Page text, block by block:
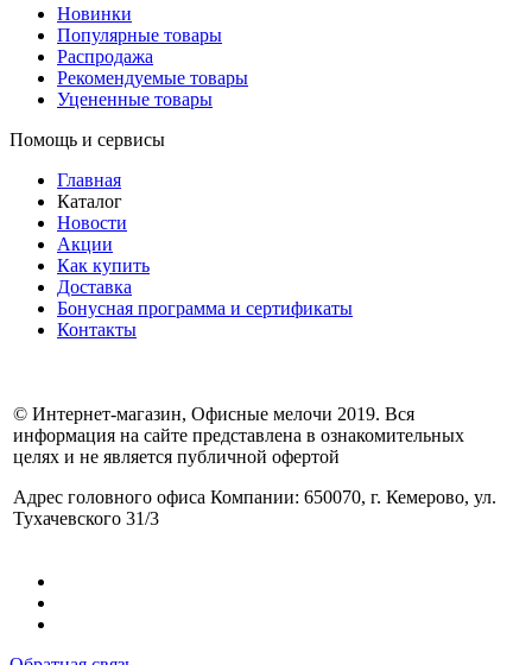
Новинки
Популярные товары
Распродажа
Рекомендуемые товары
Уцененные товары
Помощь и сервисы
Главная
Каталог
Новости
Акции
Как купить
Доставка
Бонусная программа и сертификаты
Контакты
© Интернет-магазин, Офисные мелочи 2019. Вся
информация на сайте представлена в ознакомительных
целях и не является публичной офертой
Адрес головного офиса Компании: 650070, г. Кемерово, ул.
Тухачевского 31/3